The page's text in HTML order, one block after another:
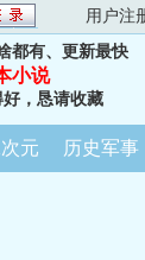
用户注
都有、更新最快
小说
，恳请收藏
元 历史军事